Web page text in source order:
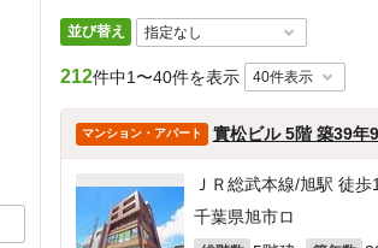
並び替え
212件中1〜40件を表示
マンション・アパート 實松ビル 5階 築39年
ＪＲ総武本線/旭駅 徒歩
千葉県旭市ロ